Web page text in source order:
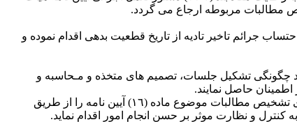
مطالبات مربوطه ارجاع می گردد.
٩٦‏‏‏‏‏‏/١٠٠٠ مورخ ٠٥‏‏‏‏‏‏/٠٩‏‏‏‏‏‏/١٣٩٦ نسبت به محاسبه و اجرای رای و احتساب جرائم تاخیر تادیه از تاریخ قطعیت بدهی اقدام نموده و
چگونگی تشکیل جلسات، تصمیم های متخذه و مـحاسبه و
٣٠‏‏- اداره کل وصول حق ‌بیمه مکلف می‌‌باشد آمار و اطلاعات درخواست‌‌های مطروحه، صورتجلسات کمیته‌‌های رسیدگی و آراء صادره هیات های تشخیص مطالبات موضوع ماده (١٦) آیین نامه را از طریق
و نظارت موثر بر حسن انجام امور اقدام نماید.